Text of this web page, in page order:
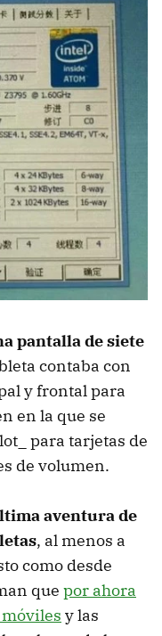
pantalla de siete
contaba con
y frontal para
en la que se
para tarjetas de
de volumen.
aventura de
, al menos a
como desde
que por ahora
y las